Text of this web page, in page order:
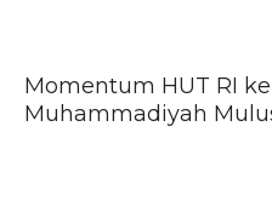
Momentum HUT RI
Muhammadiyah